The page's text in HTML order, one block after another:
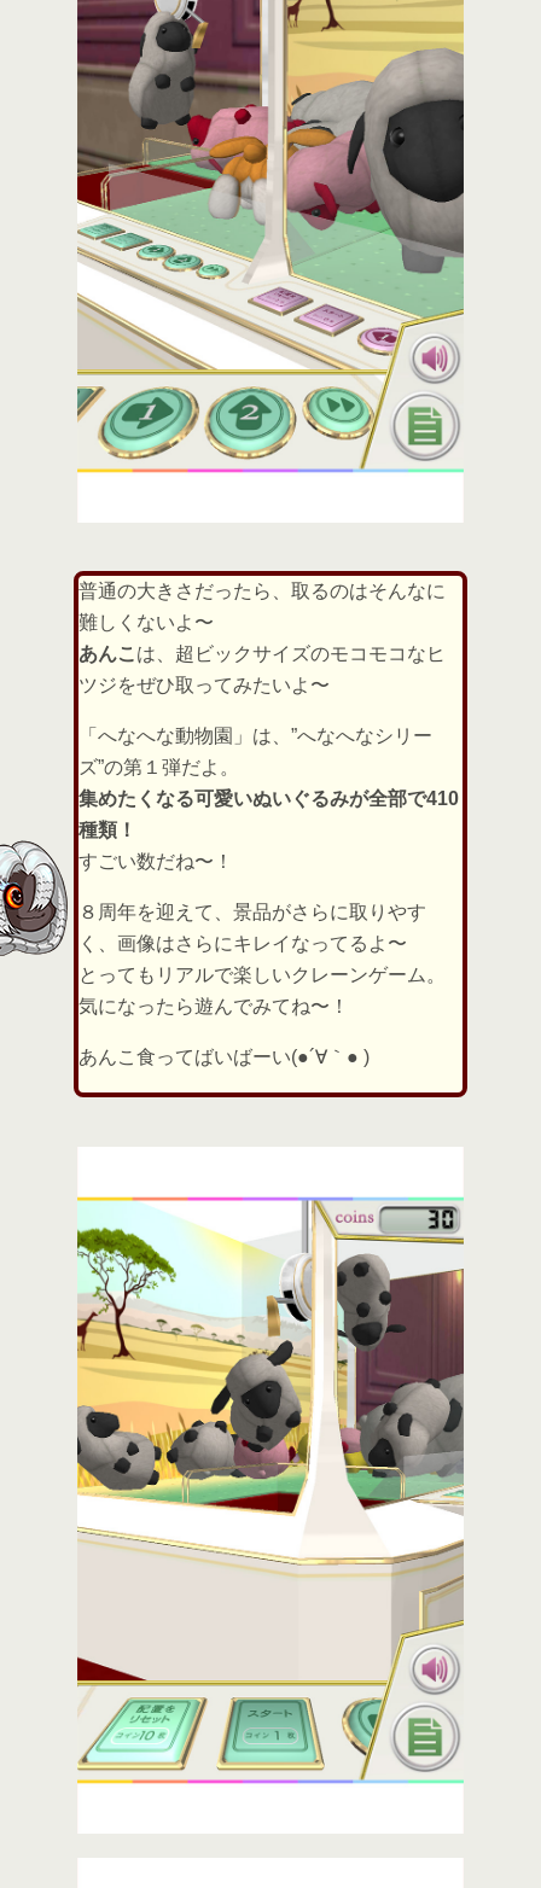
普通の大きさだったら、取るのはそんなに
難しくないよ〜
あんこ は、超ビックサイズのモコモコなヒ
ツジをぜひ取ってみたいよ〜
「へなへな動物園」は、”へなへなシリー
ズ”の第１弾だよ。
集めたくなる可愛いぬいぐるみが全部で410
種類！
すごい数だね〜！
８周年を迎えて、景品がさらに取りやす
く、画像はさらにキレイなってるよ〜
とってもリアルで楽しいクレーンゲーム。
気になったら遊んでみてね〜！
あんこ食ってばいばーい(●´∀｀● )